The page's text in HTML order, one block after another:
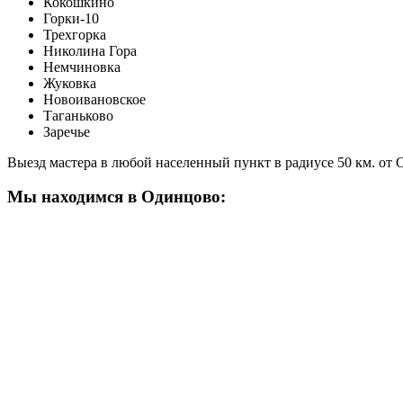
Горки-10
Трехгорка
Николина Гора
Немчиновка
Жуковка
Новоивановское
Таганьково
Заречье
Выезд мастера в любой населенный пункт в радиусе 50 км. от
Мы находимся в Одинцово: